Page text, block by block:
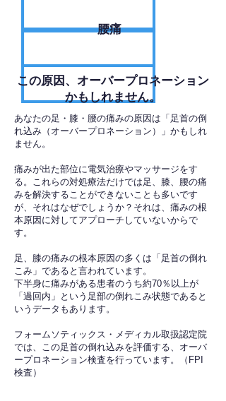
腰痛
​この原因、オーバープロネーション
かもしれません。
あなたの足・膝・腰の痛みの原因は「足首の倒
れ込み（オーバープロネーション）」かもしれ
ません。
痛みが出た部位に電気治療やマッサージをす
る。これらの対処療法だけでは足、膝、腰の痛
みを解決することができないことも多いです
が、それはなぜでしょうか？それは、痛みの根
本原因に対してアプローチしていないからで
す。
足、膝の痛みの根本原因の多くは「足首の倒れ
こみ」であると言われています。
下半身に痛みがある患者のうち約70％以上が
「過回内」という足部の倒れこみ状態であると
いうデータもあります。
フォームソティックス・メディカル取扱認定院
では、この足首の倒れ込みを評価する、オーバ
ープロネーション検査を行っています。（FPI
検査）​